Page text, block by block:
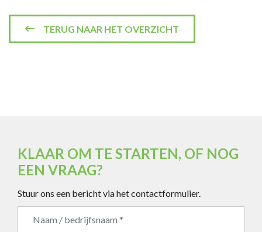
TERUG NAAR HET OVERZICHT
KLAAR OM TE STARTEN, OF NOG
EEN VRAAG?
Stuur ons een bericht via het contactformulier.